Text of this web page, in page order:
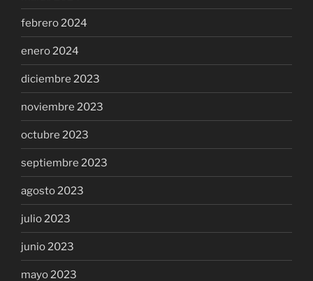
febrero 2024
enero 2024
diciembre 2023
noviembre 2023
octubre 2023
septiembre 2023
agosto 2023
julio 2023
junio 2023
mayo 2023